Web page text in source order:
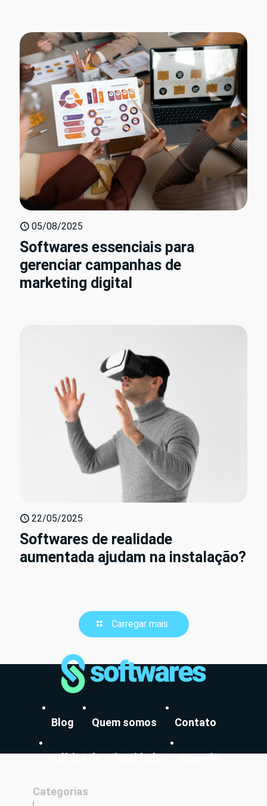
05/08/2025
Softwares essenciais para
gerenciar campanhas de
marketing digital
22/05/2025
Softwares de realidade
aumentada ajudam na instalação?
Carregar mais
Blog Quem somos Contato
Política de Privacidade Anuncie
Categorias